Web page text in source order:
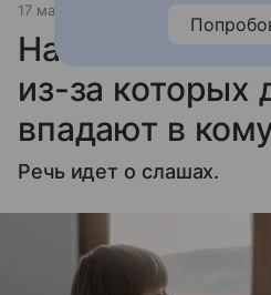
17 марта 2025
Названы
из-за которых
впадают в
Речь идет о слашах.